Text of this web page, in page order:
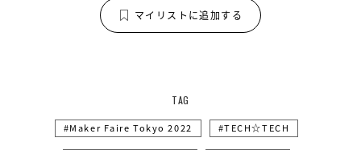
マイリストに追加する
TAG
Maker Faire Tokyo 2022 TECH☆TECH